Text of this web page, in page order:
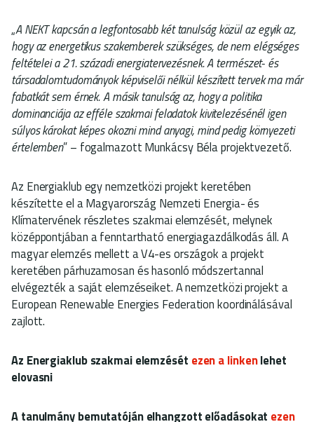
„A NEKT kapcsán a legfontosabb két tanulság közül az egyik az,
hogy az energetikus szakemberek szükséges, de nem elégséges
feltételei a 21. századi energiatervezésnek. A természet- és
társadalomtudományok képviselői nélkül készített tervek ma már
fabatkát sem érnek. A másik tanulság az, hogy a politika
dominanciája az efféle szakmai feladatok kivitelezésénél igen
súlyos károkat képes okozni mind anyagi, mind pedig környezeti
értelemben” – fogalmazott Munkácsy Béla projektvezető.
Az Energiaklub egy nemzetközi projekt keretében
készítette el a Magyarország Nemzeti Energia- és
Klímatervének részletes szakmai elemzését, melynek
középpontjában a fenntartható energiagazdálkodás áll. A
magyar elemzés mellett a V4-es országok a projekt
keretében párhuzamosan és hasonló módszertannal
elvégezték a saját elemzéseiket. A nemzetközi projekt a
European Renewable Energies Federation koordinálásával
zajlott.
Az Energiaklub szakmai elemzését ezen a linkenlehet
elovasni
A tanulmány bemutatóján elhangzott előadásokat ezen